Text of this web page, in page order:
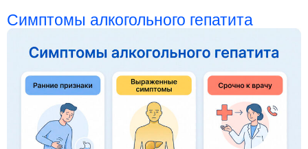
Симптомы алкогольного гепатита